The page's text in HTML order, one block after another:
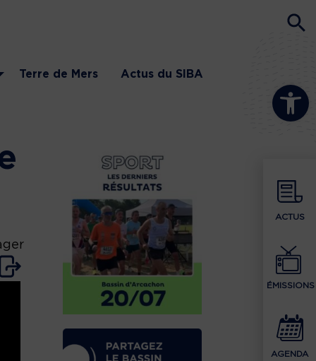
Ouvrir la
ACTUS
ÉMISSIONS
AGENDA
Terre de Mers Actus du SIBA